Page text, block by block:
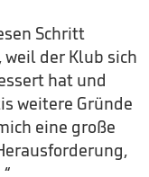
Schritt
der Klub sich
hat und
weitere Gründe
eine große